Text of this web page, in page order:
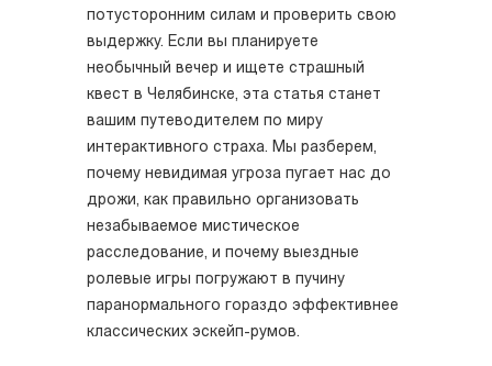
потусторонним силам и проверить свою
выдержку. Если вы планируете
необычный вечер и ищете страшный
квест в Челябинске, эта статья станет
вашим путеводителем по миру
интерактивного страха. Мы разберем,
почему невидимая угроза пугает нас до
дрожи, как правильно организовать
незабываемое мистическое
расследование, и почему выездные
ролевые игры погружают в пучину
паранормального гораздо эффективнее
классических эскейп-румов.